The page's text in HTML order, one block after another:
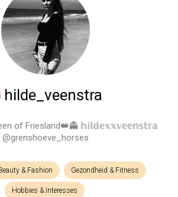
hilde_veenstra
of Friesland👑👻 𝕙𝕚𝕝𝕕𝕖𝕩𝕩𝕧𝕖𝕖𝕟𝕤𝕥𝕣𝕒
@grenshoeve_horses
& Fashion Gezondheid & Fitness
Hobbies & Interesses